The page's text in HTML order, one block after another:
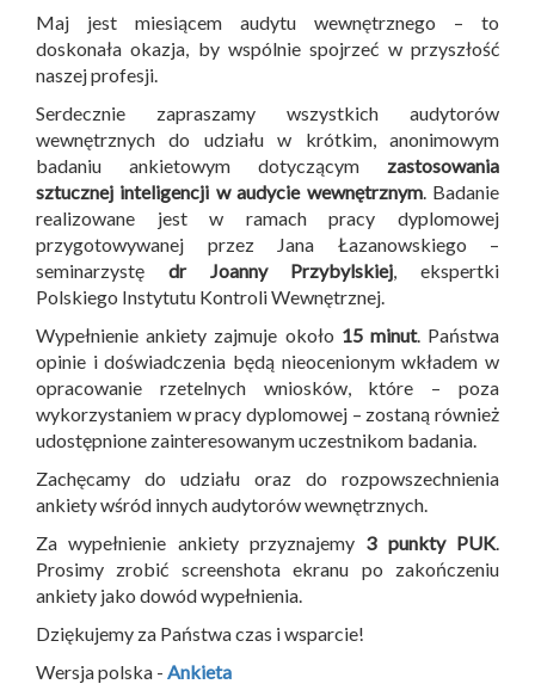
Maj jest miesiącem audytu wewnętrznego – to
doskonała okazja, by wspólnie spojrzeć w przyszłość
naszej profesji.
Serdecznie zapraszamy wszystkich audytorów
wewnętrznych do udziału w krótkim, anonimowym
badaniu ankietowym dotyczącym zastosowania
sztucznej inteligencji w audycie wewnętrznym. Badanie
realizowane jest w ramach pracy dyplomowej
przygotowywanej przez Jana Łazanowskiego –
seminarzystę dr Joanny Przybylskiej , ekspertki
Polskiego Instytutu Kontroli Wewnętrznej.
Wypełnienie ankiety zajmuje około 15 minut. Państwa
opinie i doświadczenia będą nieocenionym wkładem w
opracowanie rzetelnych wniosków, które – poza
wykorzystaniem w pracy dyplomowej – zostaną również
udostępnione zainteresowanym uczestnikom badania.
Zachęcamy do udziału oraz do rozpowszechnienia
ankiety wśród innych audytorów wewnętrznych.
Za wypełnienie ankiety przyznajemy 3 punkty PUK.
Prosimy zrobić screenshota ekranu po zakończeniu
ankiety jako dowód wypełnienia.
Dziękujemy za Państwa czas i wsparcie!
Wersja polska - Ankieta